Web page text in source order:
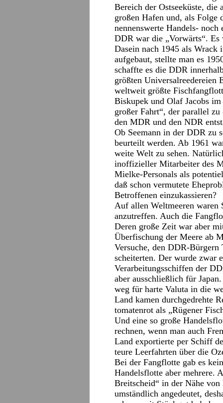
Bereich der Ostseeküste,
großen Hafen und, als Folge
nennenswerte Handels-
DDR war die „Vorwärts“.
Dasein nach 1945 als
aufgebaut, stellte man es
schaffte es die DDR
größten Universalreedereien
weltweit größte
Biskupek und Olaf Jacobs
großer Fahrt“, der parallel
den MDR und den NDR
Ob Seemann in der DDR zu
beurteilt werden. Ab 1961
weite Welt zu sehen.
inoffizieller Mitarbeiter des
Mielke-Personals als
daß schon vermutete
Betroffenen einzukassieren?
Auf allen Weltmeeren waren
anzutreffen. Auch die
Deren große Zeit war aber
Überfischung der Meere ab
Versuche, den DDR-
scheiterten. Der wurde zwar
Verarbeitungsschiffen der
aber ausschließlich für
weg für harte Valuta in die
Land kamen durchgedrehte
tomatenrot als „Rügener
Und eine so große
rechnen, wenn man auch
Land exportierte per Schiff
teure Leerfahrten über die
Bei der Fangflotte gab es
Handelsflotte aber mehrere.
Breitscheid“ in der Nähe
umständlich angedeutet,